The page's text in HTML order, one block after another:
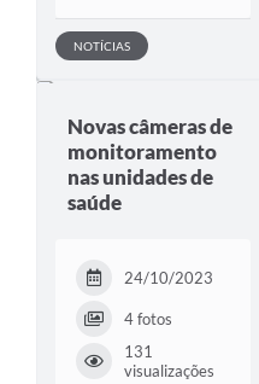
NOTÍCIAS
Novas câmeras de
monitoramento
nas unidades de
saúde
24/10/2023
4 fotos
131
visualizações